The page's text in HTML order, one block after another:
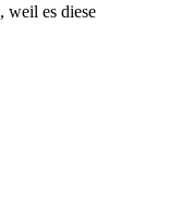
weil es diese